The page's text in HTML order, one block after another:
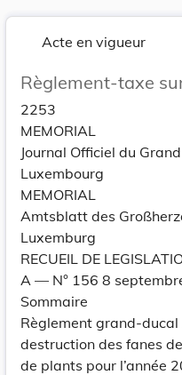
Acte en vigueur
Règlement-taxe
2253
MEMORIAL
Journal Officiel du
Luxembourg
MEMORIAL
Amtsblatt des
Luxemburg
RECUEIL DE
A –– N° 156 8
Sommaire
Règlement grand-
destruction des fanes
de plants pour l’année